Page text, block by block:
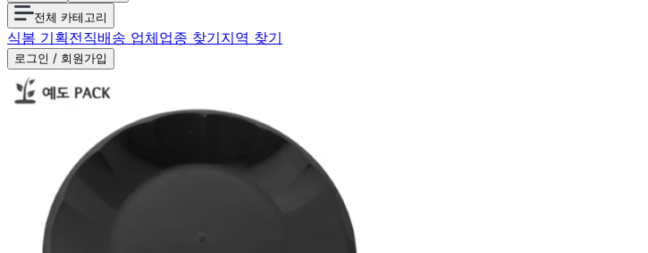
전체 카테고리
식봄 기획전직배송 업체업종 찾기지역 찾기
로그인 / 회원가입